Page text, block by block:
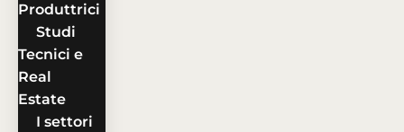
Produttrici
Studi
Tecnici e
Real
Estate
I settori